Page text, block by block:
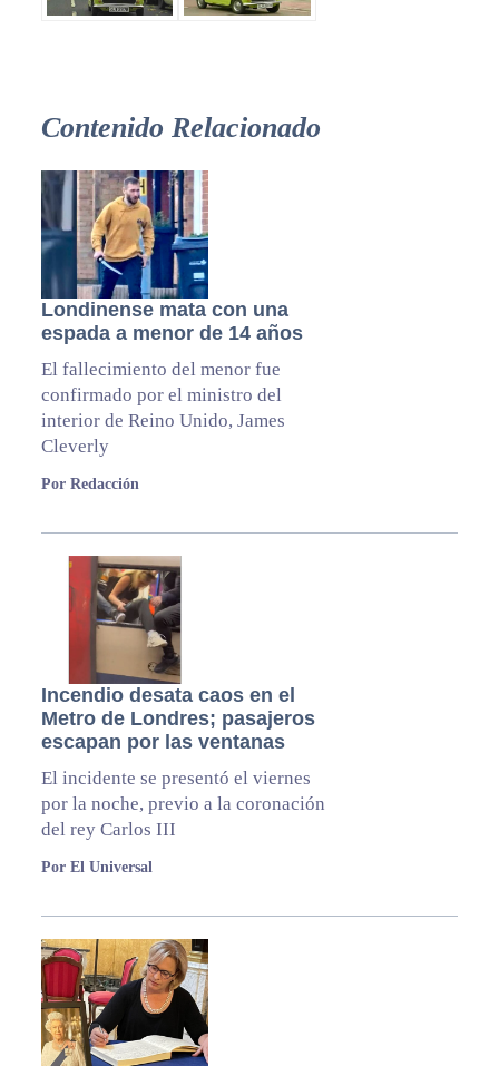
Contenido Relacionado
Londinense mata con una
espada a menor de 14 años
El fallecimiento del menor fue
confirmado por el ministro del
interior de Reino Unido, James
Cleverly
Por Redacción
Incendio desata caos en el
Metro de Londres; pasajeros
escapan por las ventanas
El incidente se presentó el viernes
por la noche, previo a la coronación
del rey Carlos III
Por El Universal